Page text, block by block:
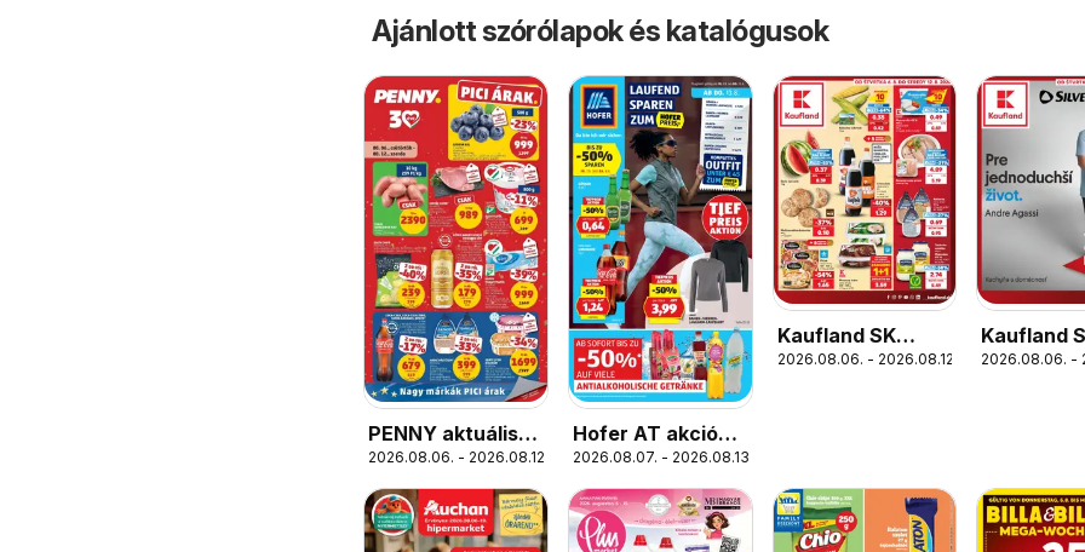
Ajánlott szórólapok és katalógusok
PENNY aktuális
akciós újság
2026.08.06. - 2026.08.12.
Hofer AT akciós
újság
2026.08.07. - 2026.08.13.
Kaufland SK
akciós újság
2026.08.06. - 2026.08.12.
Kaufland
Nonfood
2026.08.06. -